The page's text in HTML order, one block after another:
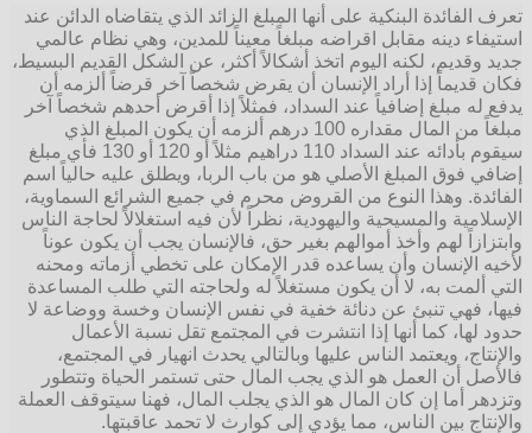
تعرف الفائدة البنكية على أنها المبلغ الزائد الذي يتقاضاه الدائن عند
استيفاء دينه مقابل اقراضه مبلغاً معيناً للمدين، وهي نظام عالمي
جديد وقديم، لكنه اليوم اتخذ أشكالاً أكثر، عن الشكل القديم البسيط،
فكان قديماً إذا أراد الإنسان أن يقرض شخصاً آخر قرضاً ألزمه أن
يدفع له مبلغ إضافياً عند السداد، فمثلاً إذا أقرض أحدهم شخصاً آخر
مبلغاً من المال مقداره 100 درهم ألزمه أن يكون المبلغ الذي
سيقوم بأدائه عند السداد 110 دراهيم مثلاً أو 120 أو 130 فأي مبلغ
إضافي فوق المبلغ الأصلي هو من باب الربا، ويطلق عليه حالياً اسم
الفائدة. وهذا النوع من القروض محرم في جميع الشرائع السماوية،
الإسلامية والمسيحية واليهودية، نظراً لأن فيه استغلالاً لحاجة الناس
وابتزازاً لهم وأخذ أموالهم بغير حق، فالإنسان يجب أن يكون عوناً
لأخيه الإنسان وأن يساعده قدر الإمكان على تخطي أزماته ومحنه
التي ألمت به، لا أن يكون مستغلاً له ولحاجته التي طلب المساعدة
فيها، فهي تنبئ عن دنائة خفية في نفس الإنسان وخسة ووضاعة لا
حدود لها، كما أنها إذا انتشرت في المجتمع تقل نسبة الأعمال
والإنتاج، ويعتمد الناس عليها وبالتالي يحدث انهيار في المجتمع،
فالأصل أن العمل هو الذي يجب المال حتى تستمر الحياة وتتطور
وتزدهر أما إن كان المال هو الذي يجلب المال، فهنا سيتوقف العملة
والإنتاج بين الناس، مما يؤدي إلى كوارث لا تحمد عاقبتها.